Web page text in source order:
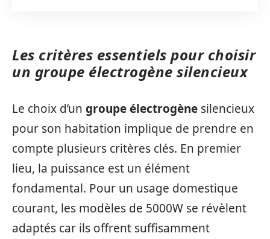
Les critères essentiels pour choisir
un groupe électrogène silencieux
Le choix d’un groupe électrogène silencieux
pour son habitation implique de prendre en
compte plusieurs critères clés. En premier
lieu, la puissance est un élément
fondamental. Pour un usage domestique
courant, les modèles de 5000W se révèlent
adaptés car ils offrent suffisamment